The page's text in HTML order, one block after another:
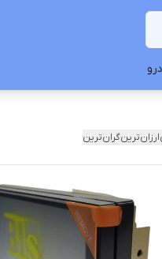
ارزان‌ترینگران‌ترین